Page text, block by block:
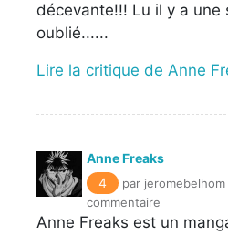
décevante!!! Lu il y a une
oublié......
Lire la critique de Anne
Anne Freaks
4
par jeromebelhom
commentaire
Anne Freaks est un